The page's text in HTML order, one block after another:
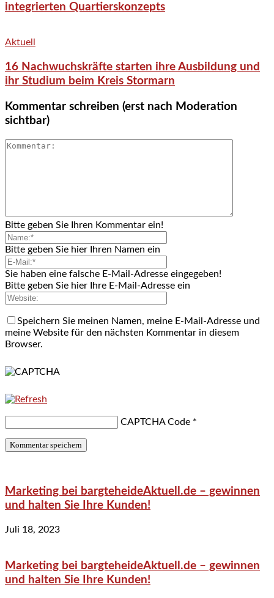
integrierten Quartierskonzepts
Aktuell
16 Nachwuchskräfte starten ihre Ausbildung und
ihr Studium beim Kreis Stormarn
Kommentar schreiben (erst nach Moderation
sichtbar)
Bitte geben Sie Ihren Kommentar ein!
Bitte geben Sie hier Ihren Namen ein
Sie haben eine falsche E-Mail-Adresse eingegeben!
Bitte geben Sie hier Ihre E-Mail-Adresse ein
Speichern Sie meinen Namen, meine E-Mail-Adresse und
meine Website für den nächsten Kommentar in diesem
Browser.
CAPTCHA Code *
Marketing bei bargteheideAktuell.de – gewinnen
und halten Sie Ihre Kunden!
Juli 18, 2023
Marketing bei bargteheideAktuell.de – gewinnen
und halten Sie Ihre Kunden!